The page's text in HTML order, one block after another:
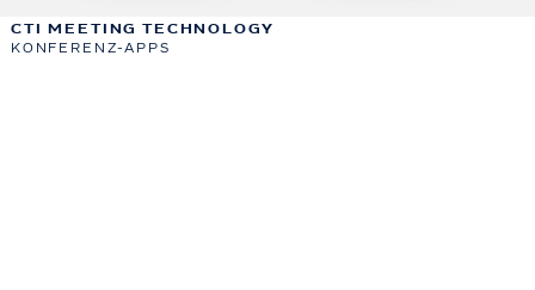
CTI MEETING TECHNOLOGY
KONFERENZ-APPS